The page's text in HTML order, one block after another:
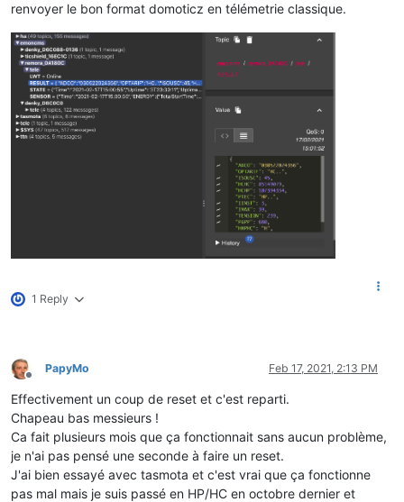
renvoyer le bon format domoticz en télémetrie classique.
1 Reply
Offline
PapyMo Feb 17, 2021, 2:13 PM
Effectivement un coup de reset et c'est reparti.
Chapeau bas messieurs !
Ca fait plusieurs mois que ça fonctionnait sans aucun problème,
je n'ai pas pensé une seconde à faire un reset.
J'ai bien essayé avec tasmota et c'est vrai que ça fonctionne
pas mal mais je suis passé en HP/HC en octobre dernier et